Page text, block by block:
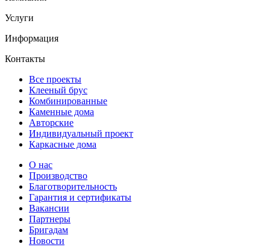
Услуги
Информация
Контакты
Все проекты
Клееный брус
Комбинированные
Каменные дома
Авторские
Индивидуальный проект
Каркасные дома
О нас
Производство
Благотворительность
Гарантия и сертификаты
Вакансии
Партнеры
Бригадам
Новости